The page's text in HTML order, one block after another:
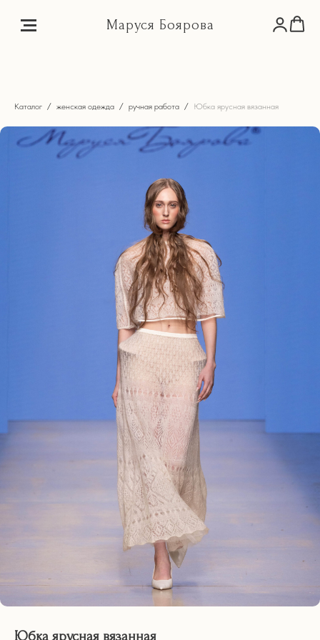
Маруся Боярова
Каталог женская одежда ручная работа Юбка ярусная вязанная
Юбка ярусная вязанная